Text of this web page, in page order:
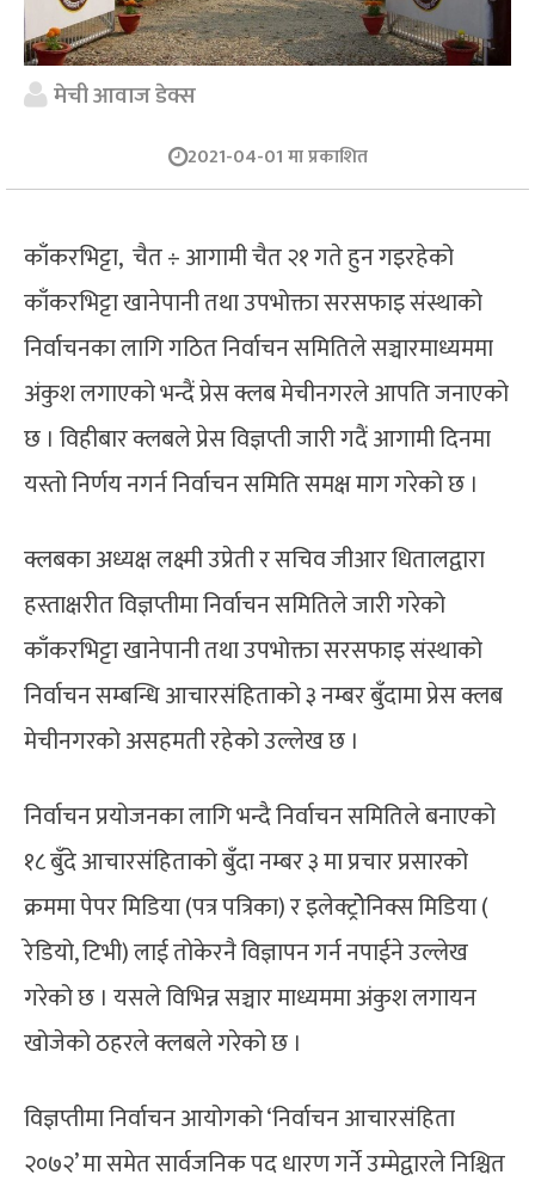
मेची आवाज डेक्स
2021-04-01 मा प्रकाशित
काँकरभिट्टा, चैत ÷ आगामी चैत २१ गते हुन गइरहेको
काँकरभिट्टा खानेपानी तथा उपभोक्ता सरसफाइ संस्थाको
निर्वाचनका लागि गठित निर्वाचन समितिले सञ्चारमाध्यममा
अंकुश लगाएको भन्दैं प्रेस क्लब मेचीनगरले आपति जनाएको
छ । विहीबार क्लबले प्रेस विज्ञप्ती जारी गदैं आगामी दिनमा
यस्तो निर्णय नगर्न निर्वाचन समिति समक्ष माग गरेको छ ।
क्लबका अध्यक्ष लक्ष्मी उप्रेती र सचिव जीआर धितालद्वारा
हस्ताक्षरीत विज्ञप्तीमा निर्वाचन समितिले जारी गरेको
काँकरभिट्टा खानेपानी तथा उपभोक्ता सरसफाइ संस्थाको
निर्वाचन सम्बन्धि आचारसंहिताको ३ नम्बर बुँदामा प्रेस क्लब
मेचीनगरको असहमती रहेको उल्लेख छ ।
निर्वाचन प्रयोजनका लागि भन्दै निर्वाचन समितिले बनाएको
१८ बुँदे आचारसंहिताको बुँदा नम्बर ३ मा प्रचार प्रसारको
क्रममा पेपर मिडिया (पत्र पत्रिका) र इलेक्ट्रोेनिक्स मिडिया (
रेडियो, टिभी) लाई तोकेरनै विज्ञापन गर्न नपाईने उल्लेख
गरेको छ । यसले विभिन्न सञ्चार माध्यममा अंकुश लगायन
खोजेको ठहरले क्लबले गरेको छ ।
विज्ञप्तीमा निर्वाचन आयोगको ‘निर्वाचन आचारसंहिता
२०७२’ मा समेत सार्वजनिक पद धारण गर्ने उम्मेद्वारले निश्चित